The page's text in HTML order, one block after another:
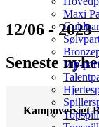
Maxi
Vip-
12/06 - 2023
Seneste
Kampoversigt